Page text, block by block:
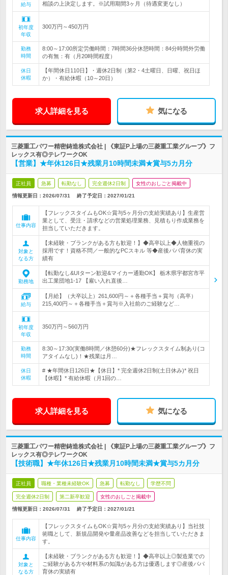
給与
相談の上決定します。※試用期間3ヶ月（待遇変更なし）
初年度
年収
300万円～450万円
勤務
時間
8:00～17:00所定労働時間：7時間36分休憩時間：84分時間外労働
の有無：有（月20時間程度）
休日
休暇
【年間休日110日】・週休2日制（第2・4土曜日、日曜、祝日ほ
か）・有給休暇（10～20日）
求人詳細を見る 気になる
三菱重工パワー精密鋳造株式会社 | 《東証P上場の三菱重工業グループ》フ
レックス有◎テレワークOK
【営業】★年休126日★残業月10時間未満★賞与5カ月分
正社員 急募 転勤なし 完全週休2日制 女性のおしごと掲載中
情報更新日：2026/07/31 終了予定日： 2027/01/21
仕事内容
【フレックスタイムもOK☆賞与5ヶ月分の支給実績あり】生産営
業として、受注・請求などの営業処理業務、見積もり作成業務を
担当していただきます。
対象と
なる方
【未経験・ブランクがある方も歓迎！】◆高卒以上◆人物重視の
採用です！資格不問／一般的なPCスキル 等◆産後パパ育休の実
績有
勤務地
【転勤なし&UIターン歓迎&マイカー通勤OK】 栃木県宇都宮市平
出工業団地1-17 【雇い入れ直後…
給与
【月給】（大卒以上）261,600円～＋各種手当＋賞与（高卒）
215,400円～＋各種手当＋賞与※入社前のご経験など…
初年度
年収
350万円～560万円
勤務
時間
8:30～17:30(実働8時間／休憩60分)★フレックスタイム制あり(コ
アタイムなし)！★残業は月…
休日
休暇
# ★年間休日126日★【休日】* 完全週休2日制(土日休み)* 祝日
【休暇】* 有給休暇（月1回の…
求人詳細を見る 気になる
三菱重工パワー精密鋳造株式会社 | 《東証P上場の三菱重工業グループ》フ
レックス有◎テレワークOK
【技術職】★年休126日★残業月10時間未満★賞与5カ月分
正社員 職種・業種未経験OK 急募 転勤なし 学歴不問
完全週休2日制 第二新卒歓迎 女性のおしごと掲載中
情報更新日：2026/07/31 終了予定日： 2027/01/21
仕事内容
【フレックスタイムもOK☆賞与5ヶ月分の支給実績あり】当社技
術職として、新規品開発や量産品改善などを担当していただきま
す。
対象と
なる方
【未経験・ブランクがある方も歓迎！】◆高卒以上◎製造業での
ご経験がある方や材料系の知識がある方は優遇します◎産後パパ
育休の実績有